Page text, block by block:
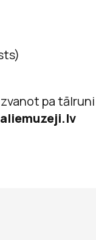
pa tālruni